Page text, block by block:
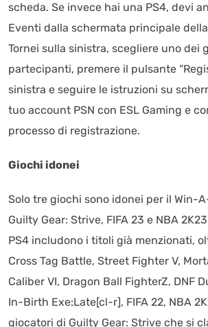
scheda. Se invece hai una PS4, devi
Eventi dalla schermata principale
Tornei sulla sinistra, scegliere uno dei
partecipanti, premere il pulsante
sinistra e seguire le istruzioni su
tuo account PSN con ESL Gaming e
processo di registrazione.
Giochi idonei
Solo tre giochi sono idonei per il Win-
Guilty Gear: Strive, FIFA 23 e NBA
PS4 includono i titoli già menzionati,
Cross Tag Battle, Street Fighter V,
Caliber VI, Dragon Ball FighterZ, DNF
In-Birth Exe:Late[cl-r], FIFA 22, NBA
giocatori di Guilty Gear: Strive che si